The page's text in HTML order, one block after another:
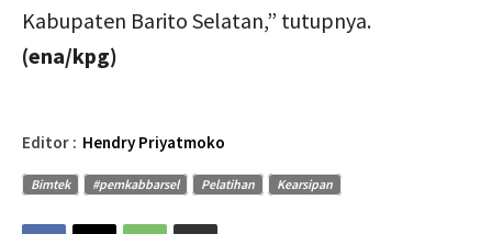
Kabupaten Barito Selatan,” tutupnya.
(ena/kpg)
Editor : Hendry Priyatmoko
Bimtek #pemkabbarsel Pelatihan Kearsipan